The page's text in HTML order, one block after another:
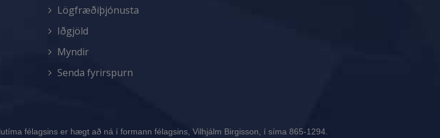
Lögfræðiþjónusta
Iðgjöld
Myndir
Senda fyrirspurn
félagsins er hægt að ná í formann félagsins, Vilhjálm Birgisson, í síma 865-1294.